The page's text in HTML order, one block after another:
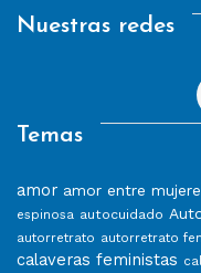
Nuestras redes
Temas
amor amor entre
espinosa autocuidado
autorretrato autorretrato
calaveras feministas